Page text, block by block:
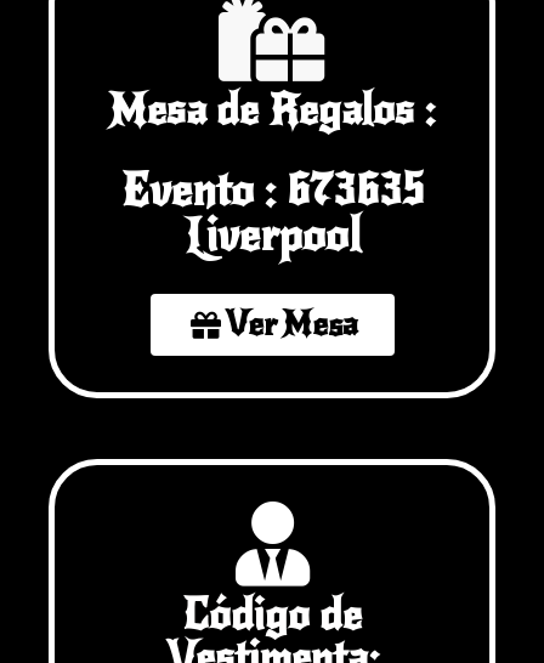
Mesa de Regalos :
Evento : 673635
Liverpool
Ver Mesa
Código de